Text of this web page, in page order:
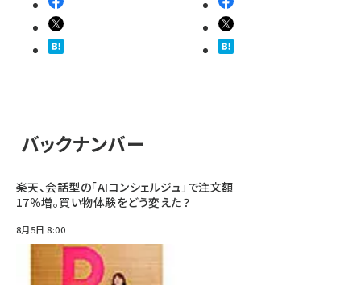
バックナンバー
楽天、会話型の「AIコンシェルジュ」で注文額
17％増。買い物体験をどう変えた？
8月5日 8:00